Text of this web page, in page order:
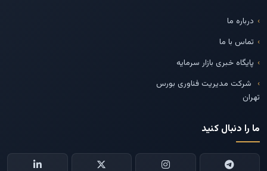
درباره ما
تماس با ما
پایگاه خبری بازار سرمایه
شرکت مدیریت فناوری بورس
تهران
ما را دنبال کنید